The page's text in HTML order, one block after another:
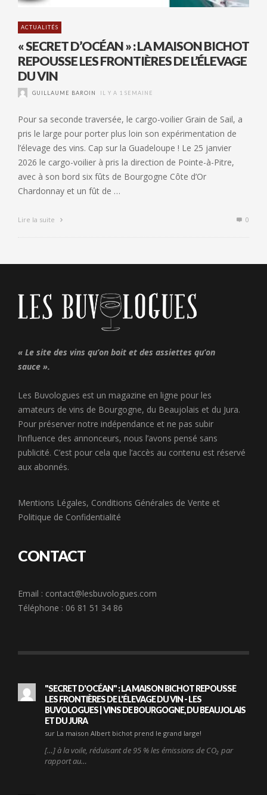
ACTUALITÉS
« SECRET D’OCÉAN » : LA MAISON BICHOT
REPOUSSE LES FRONTIÈRES DE L’ÉLEVAGE
DU VIN
GUILLAUME BAROIN IL Y A 1 SEMAINE
Pour sa seconde traversée, le cargo-voilier Grain de Sail, a
pris le large pour porter plus loin son expérimentation de
l’élevage des vins. Cap sur la Guadeloupe ! Le 25 janvier
2026 le cargo-voilier à pris la direction de Pointe-à-Pitre,
avec à son bord six fûts de Bourgogne Côte d’Or
Chardonnay et un fût de …
Lire la suite 0
« Le site des vins qu’on boit et des assiettes qu’on
sauce ».
Les Buvologues est un magazine en ligne pour les
amateurs de vins de Bourgogne, du Beaujolais et du Jura.
Pour préserver notre indépendance et ne pas subir
l’influence des annonceurs, nous l’avons pensé sans
publicité. C’est pour cela que l’accès au contenu est réservé
aux abonnés.
Mentions Légales, Conditions Générales de Vente et
Politique de Confidentialité
CONTACT
Email : contact@lesbuvologues.com
Téléphone : 06 81 51 34 86
"SECRET D'OCÉAN" : LA MAISON BICHOT REPOUSSE
LES FRONTIÈRES DE L'ÉLEVAGE DU VIN - LES
BUVOLOGUES | VINS DE BOURGOGNE, DU BEAUJOLAIS
ET DU JURA
sur La maison Albert bichot prend le grand large!
[…] à la voile, réduisant de 95 % les émissions de CO₂ par
rapport au…